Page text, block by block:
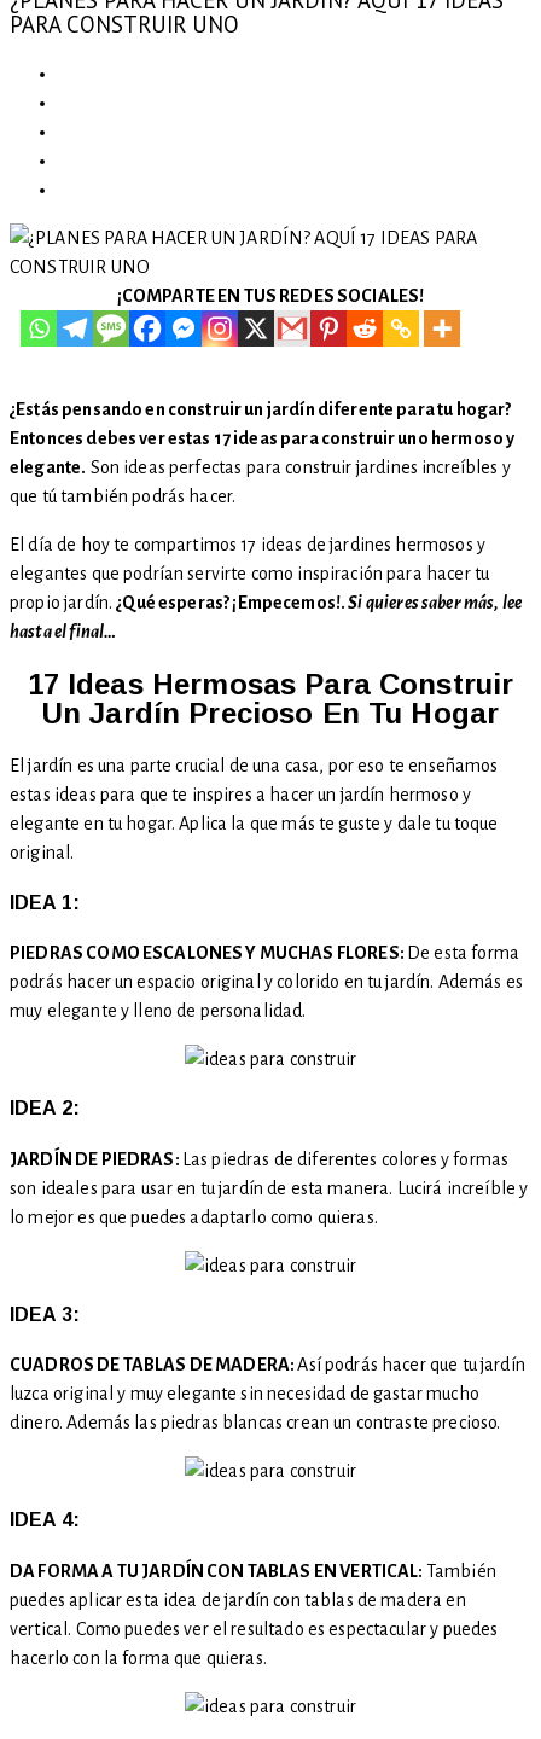
PARA CONSTRUIR UNO
¡COMPARTE EN TUS REDES SOCIALES!
¿Estás pensando en construir un jardín diferente para tu hogar?
Entonces debes ver estas 17 ideas para construir uno hermoso y
elegante. Son ideas perfectas para construir jardines increíbles y
que tú también podrás hacer.
El día de hoy te compartimos 17 ideas de jardines hermosos y
elegantes que podrían servirte como inspiración para hacer tu
propio jardín.¿Qué esperas? ¡Empecemos!.Si quieres saber más, lee
hasta el final…
17 Ideas Hermosas Para Construir
Un Jardín Precioso En Tu Hogar
El jardín es una parte crucial de una casa, por eso te enseñamos
estas ideas para que te inspires a hacer un jardín hermoso y
elegante en tu hogar. Aplica la que más te guste y dale tu toque
original.
IDEA 1:
PIEDRAS COMO ESCALONES Y MUCHAS FLORES: De esta forma
podrás hacer un espacio original y colorido en tu jardín. Además es
muy elegante y lleno de personalidad.
IDEA 2:
JARDÍN DE PIEDRAS: Las piedras de diferentes colores y formas
son ideales para usar en tu jardín de esta manera. Lucirá increíble y
lo mejor es que puedes adaptarlo como quieras.
IDEA 3:
CUADROS DE TABLAS DE MADERA:Así podrás hacer que tu jardín
luzca original y muy elegante sin necesidad de gastar mucho
dinero. Además las piedras blancas crean un contraste precioso.
IDEA 4:
DA FORMA A TU JARDÍN CON TABLAS EN VERTICAL: También
puedes aplicar esta idea de jardín con tablas de madera en
vertical. Como puedes ver el resultado es espectacular y puedes
hacerlo con la forma que quieras.